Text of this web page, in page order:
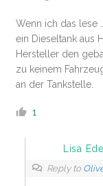
Wenn ich das lese
ein Dieseltank aus
Hersteller den
zu keinem
an der Tankstelle.
1
Lisa
Reply to